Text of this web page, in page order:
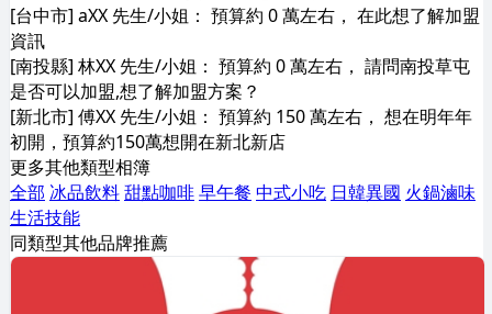
[台中市] aXX 先生/小姐： 預算約 0 萬左右， 在此想了解加盟
資訊
[南投縣] 林XX 先生/小姐： 預算約 0 萬左右， 請問南投草屯
是否可以加盟,想了解加盟方案？
[新北市] 傅XX 先生/小姐： 預算約 150 萬左右， 想在明年年
初開，預算約150萬想開在新北新店
更多其他類型相簿
全部 冰品飲料甜點咖啡早午餐 中式小吃 日韓異國 火鍋滷味
生活技能
同類型其他品牌推薦